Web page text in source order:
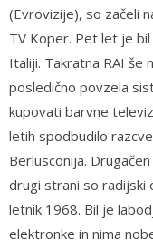
(Evrovizije), so začeli
TV Koper. Pet let je
Italiji. Takratna RAI še
posledično povzela
kupovati barvne
letih spodbudilo
Berlusconija.
drugi strani so radijski
letnik 1968. Bil je
elektronke in nima